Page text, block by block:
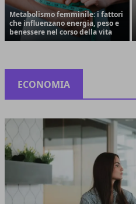
Metabolismo femminile: i fattori
che influenzano energia, peso e
benessere nel corso della vita
ECONOMIA